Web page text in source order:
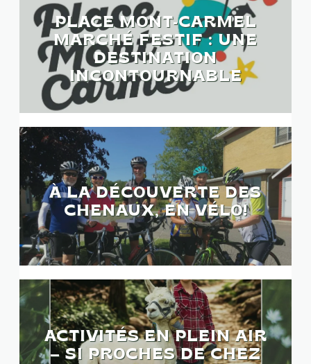
PLACE MONT-CARMEL
MARCHÉ FESTIF : UNE
DESTINATION
INCONTOURNABLE
À LA DÉCOUVERTE DES
CHENAUX, EN VÉLO!
ACTIVITÉS EN PLEIN AIR
– SI PROCHES DE CHEZ